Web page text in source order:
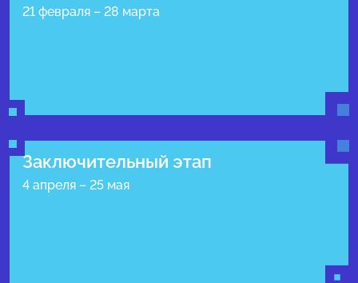
21 февраля – 28 марта
Заключительный этап
4 апреля – 25 мая